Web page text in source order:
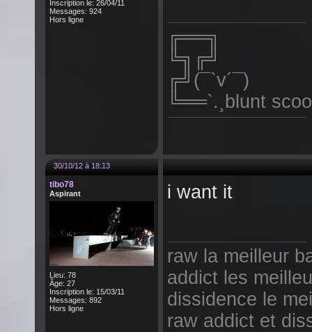
Inscription le: 26/04/11
Messages: 924
Hors ligne
╔══╗
╚╗╔╝
╔╝(¯`v´¯)
╚══`.¸blunt
30/10/12 à 18:13
tibo78
Aspirant
Lieu: 78
Âge: 27
Inscription le: 15/03/11
Messages: 892
Hors ligne
i want it
raw la meilleur
addict les
dissidence le
raw addict et